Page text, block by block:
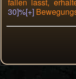
30]%[+]